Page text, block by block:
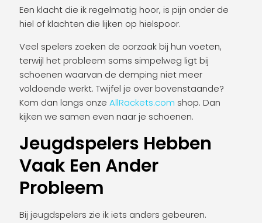
Een klacht die ik regelmatig hoor, is pijn onder de
hiel of klachten die lijken op hielspoor.
Veel spelers zoeken de oorzaak bij hun voeten,
terwijl het probleem soms simpelweg ligt bij
schoenen waarvan de demping niet meer
voldoende werkt. Twijfel je over bovenstaande?
Kom dan langs onze AllRackets.com shop. Dan
kijken we samen even naar je schoenen.
Jeugdspelers Hebben
Vaak Een Ander
Probleem
Bij jeugdspelers zie ik iets anders gebeuren.